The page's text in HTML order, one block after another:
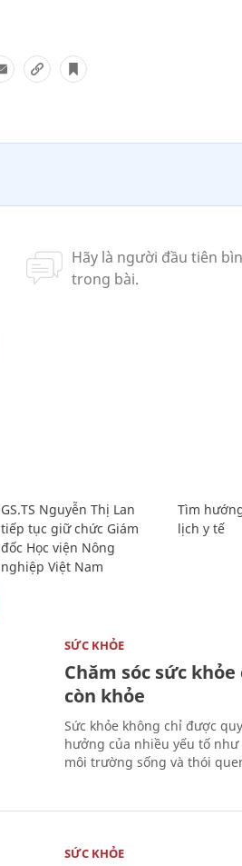
GS.TS Nguyễn Thị Lan
tiếp tục giữ chức Giám
đốc Học viện Nông
nghiệp Việt Nam
Tìm
lịch y tế
SỨC KHỎE
Chăm sóc sức
còn khỏe
Sức khỏe không chỉ được
hưởng của nhiều yếu tố
môi trường sống và thói
SỨC KHỎE